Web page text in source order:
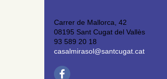
Carrer de Mallorca, 42
08195 Sant Cugat del Vallès
93 589 20 18
casalmirasol@santcugat.cat